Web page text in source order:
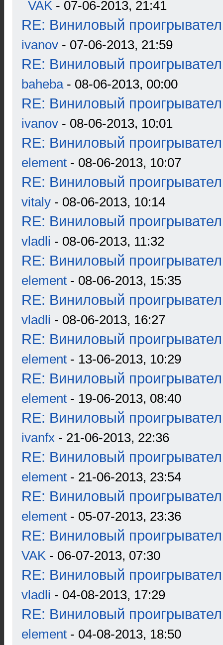
VAK - 07-06-2013, 21:41
RE: Виниловый
ivanov - 07-06-2013, 21:59
RE: Виниловый
baheba- 08-06-2013, 00:00
RE: Виниловый
ivanov - 08-06-2013, 10:01
RE: Виниловый
element - 08-06-2013, 10:07
RE: Виниловый
vitaly - 08-06-2013, 10:14
RE: Виниловый
vladli - 08-06-2013, 11:32
RE: Виниловый
element - 08-06-2013, 15:35
RE: Виниловый
vladli - 08-06-2013, 16:27
RE: Виниловый
element - 13-06-2013, 10:29
RE: Виниловый
element - 19-06-2013, 08:40
RE: Виниловый
ivanfx - 21-06-2013, 22:36
RE: Виниловый
element - 21-06-2013, 23:54
RE: Виниловый
element - 05-07-2013, 23:36
RE: Виниловый
VAK - 06-07-2013, 07:30
RE: Виниловый
vladli - 04-08-2013, 17:29
RE: Виниловый
element - 04-08-2013, 18:50